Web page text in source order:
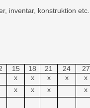
inventar, konstruktion etc.
15 18 21 24 27
x x x x x
x x x
x